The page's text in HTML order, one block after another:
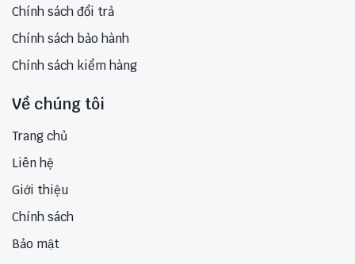
Chính sách đổi trả
Chính sách bảo hành
Chính sách kiểm hàng
Về chúng tôi
Trang chủ
Liên hệ
Giới thiệu
Chính sách
Bảo mật